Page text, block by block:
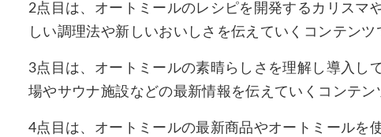
2点目は、オートミールのレシピを開発するカリスマ
しい調理法や新しいおいしさを伝えていくコンテンツ
3点目は、オートミールの素晴らしさを理解し導入し
場やサウナ施設などの最新情報を伝えていくコンテン
4点目は、オートミールの最新商品やオートミールを